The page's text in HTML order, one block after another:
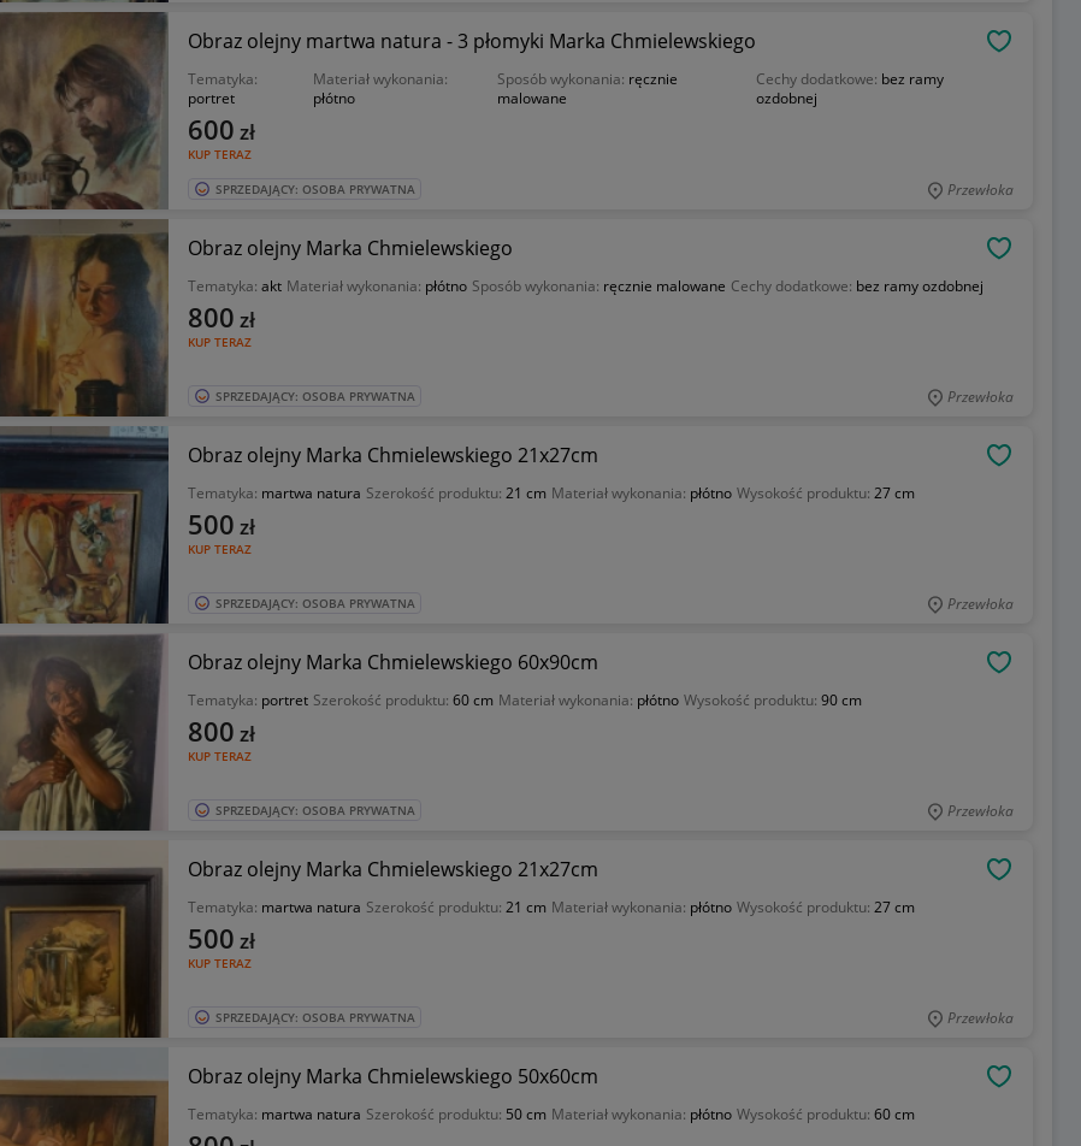
Obraz olejny martwa natura - 3 płomyki Marka Chmielewskiego
Tematyka:
portret
Materiał wykonania:
płótno
Sposób wykonania: ręcznie
malowane
Cechy dodatkowe: bez ramy
ozdobnej
KUP TERAZ
600 zł
SPRZEDAJĄCY: OSOBA PRYWATNA Przewłoka
Obraz olejny Marka Chmielewskiego
Tematyka: akt Materiał wykonania: płótno Sposób wykonania: ręcznie malowane Cechy dodatkowe: bez ramy ozdobnej
KUP TERAZ
800 zł
SPRZEDAJĄCY: OSOBA PRYWATNA Przewłoka
Obraz olejny Marka Chmielewskiego 21x27cm
Tematyka: martwa natura Szerokość produktu: 21 cm Materiał wykonania: płótno Wysokość produktu: 27 cm
KUP TERAZ
500 zł
SPRZEDAJĄCY: OSOBA PRYWATNA Przewłoka
Obraz olejny Marka Chmielewskiego 60x90cm
Tematyka: portret Szerokość produktu: 60 cm Materiał wykonania: płótno Wysokość produktu: 90 cm
KUP TERAZ
800 zł
SPRZEDAJĄCY: OSOBA PRYWATNA Przewłoka
Obraz olejny Marka Chmielewskiego 21x27cm
Tematyka: martwa natura Szerokość produktu: 21 cm Materiał wykonania: płótno Wysokość produktu: 27 cm
KUP TERAZ
500 zł
SPRZEDAJĄCY: OSOBA PRYWATNA Przewłoka
Obraz olejny Marka Chmielewskiego 50x60cm
Tematyka: martwa natura Szerokość produktu: 50 cm Materiał wykonania: płótno Wysokość produktu: 60 cm